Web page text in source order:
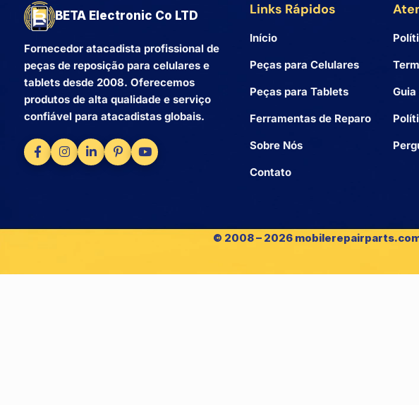
BETA Electronic Co LTD
Fornecedor atacadista profissional de
peças de reposição para celulares e
tablets desde 2008. Oferecemos
produtos de alta qualidade e serviço
confiável para atacadistas globais.
Links Rápidos
Início
Peças para Celulares
Peças para Tablets
Ferramentas de Reparo
Sobre Nós
Contato
Guia
© 2008 – 2026